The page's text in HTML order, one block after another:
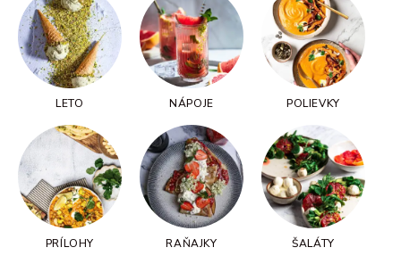
LETO NÁPOJE POLIEVKY
PRÍLOHY RAŇAJKY ŠALÁTY
IMPRESUM OCHRANA OSOBNÝCH ÚDAJOV KONTAKT